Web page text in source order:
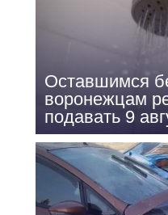
Оставшимся
воронежцам
подавать 9